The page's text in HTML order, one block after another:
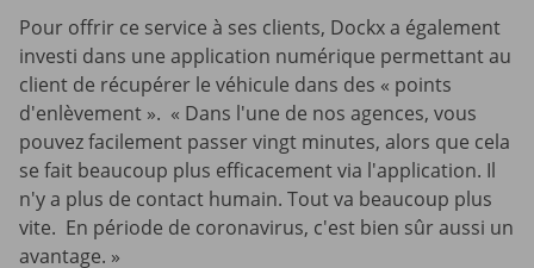
Pour offrir ce service à ses clients, Dockx a également
investi dans une application numérique permettant au
client de récupérer le véhicule dans des « points
d'enlèvement ». « Dans l'une de nos agences, vous
pouvez facilement passer vingt minutes, alors que cela
se fait beaucoup plus efficacement via l'application. Il
n'y a plus de contact humain. Tout va beaucoup plus
vite. En période de coronavirus, c'est bien sûr aussi un
avantage. »